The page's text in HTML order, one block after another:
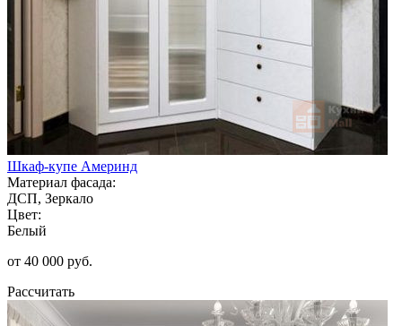
Шкаф-купе Америнд
Материал фасада:
ДСП, Зеркало
Цвет:
Белый
от 40 000 руб.
Рассчитать